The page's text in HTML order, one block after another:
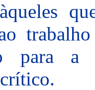
para